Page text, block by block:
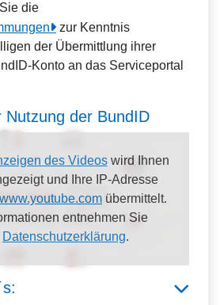
die
zur Kenntnis
der Übermittlung ihrer
Konto an das Serviceportal
Nutzung der BundID
des Videoswird Ihnen
und Ihre IP-Adresse
übermittelt.
entnehmen Sie
Datenschutzerklärung.